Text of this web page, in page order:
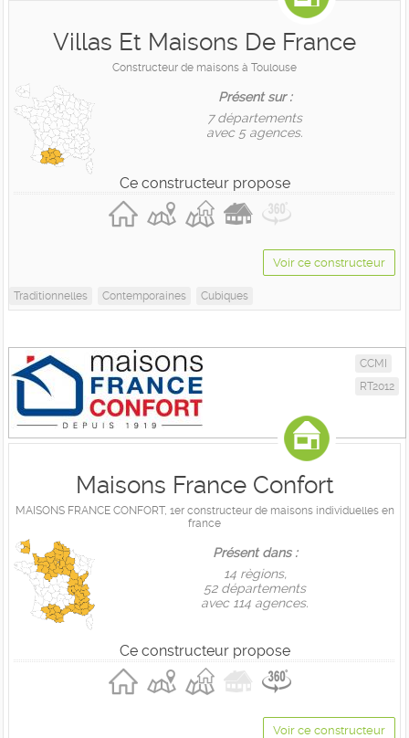
Villas Et Maisons De France
Constructeur de maisons à Toulouse
Présent sur :
7 départements
avec 5 agences.
Ce constructeur propose
Voir ce constructeur
Traditionnelles Contemporaines Cubiques
CCMI
RT2012
Maisons France Confort
MAISONS FRANCE CONFORT, 1er constructeur de maisons individuelles en
france
Présent dans :
14 règions,
52 départements
avec 114 agences.
Ce constructeur propose
Voir ce constructeur